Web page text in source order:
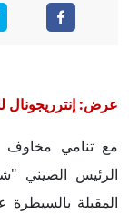
عرض: إنترريجونال
مع تنامي مخاوف
الرئيس الصيني
المقبلة بالسيطرة